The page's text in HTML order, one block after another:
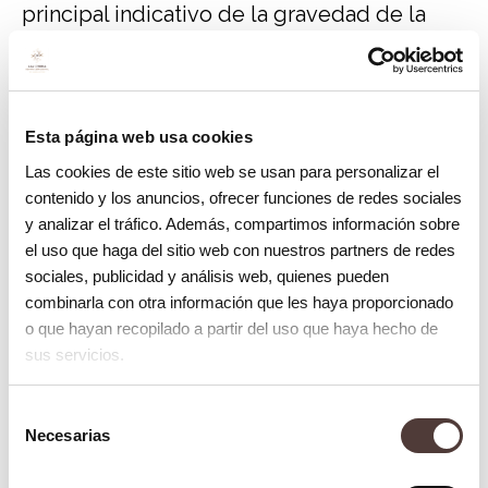
Esta página web usa cookies
Las cookies de este sitio web se usan para personalizar el
contenido y los anuncios, ofrecer funciones de redes sociales
y analizar el tráfico. Además, compartimos información sobre
el uso que haga del sitio web con nuestros partners de redes
sociales, publicidad y análisis web, quienes pueden
combinarla con otra información que les haya proporcionado
o que hayan recopilado a partir del uso que haya hecho de
sus servicios.
Necesarias
principal indicativo de la gravedad de la
lesión, siendo las opacidades marronáceas
las que, además de causar una mayor
en la fractura del esmalte.
Si se produce una fractura de la capa
protectora del diente, es muy probable
que los niños sean más propensos a
desarrollar caries y al quedarse la parte
interna del diente (dentina) al descubierto
padezcan sensibilidad. En este caso, los